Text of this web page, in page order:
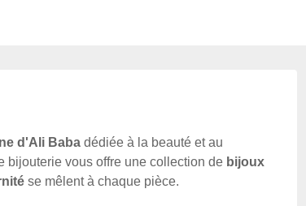
d'Ali Baba dédiée à la beauté et au
bijouterie vous offre une collection de bijoux
se mêlent à chaque pièce.